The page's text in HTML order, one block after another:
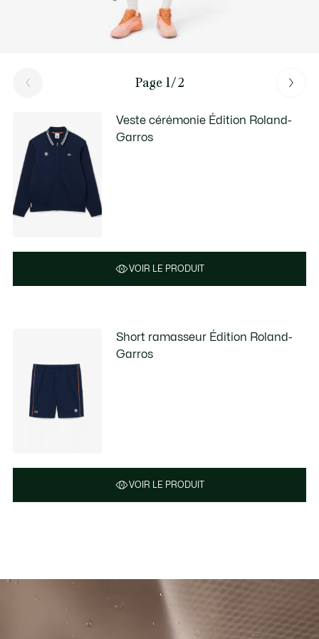
Page 1/2
Veste cérémonie Édition Roland-
Garros
VOIR LE PRODUIT
Short ramasseur Édition Roland-
Garros
VOIR LE PRODUIT